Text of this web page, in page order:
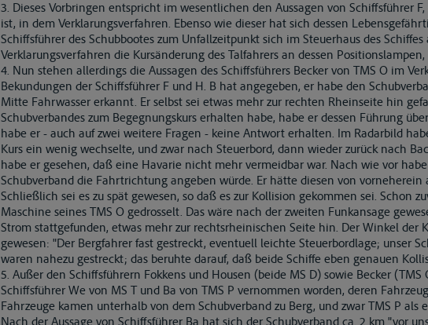
3. Dieses Vorbringen entspricht im wesentlichen den Aussagen von Schiffsführer
ist, in dem Verklarungsverfahren. Ebenso wie dieser hat sich dessen
Schiffsführer des Schubbootes zum Unfallzeitpunkt sich im Steuerhaus des
Verklarungsverfahren die Kursänderung des Talfahrers an dessen
4. Nun stehen allerdings die Aussagen des Schiffsführers Becker von TMS O im
Bekundungen der Schiffsführer F und H. B hat angegeben, er habe den
Mitte Fahrwasser erkannt. Er selbst sei etwas mehr zur rechten Rheinseite hin
Schubverbandes zum Begegnungskurs erhalten habe, habe er dessen Führung
habe er - auch auf zwei weitere Fragen - keine Antwort erhalten. Im Radarbild
Kurs ein wenig wechselte, und zwar nach Steuerbord, dann wieder zurück nach
habe er gesehen, daß eine Havarie nicht mehr vermeidbar war. Nach wie vor
Schubverband die Fahrtrichtung angeben würde. Er hätte diesen von
Schließlich sei es zu spät gewesen, so daß es zur Kollision gekommen sei. Schon
Maschine seines TMS O gedrosselt. Das wäre nach der zweiten Funkansage
Strom stattgefunden, etwas mehr zur rechtsrheinischen Seite hin. Der Winkel der
gewesen: "Der Bergfahrer fast gestreckt, eventuell leichte Steuerbordlage; unser
waren nahezu gestreckt; das beruhte darauf, daß beide Schiffe eben genauen
5. Außer den Schiffsführern Fokkens und Housen (beide MS D) sowie Becker
Schiffsführer We von MS T und Ba von TMS P vernommen worden, deren
Fahrzeuge kamen unterhalb von dem Schubverband zu Berg, und zwar TMS P als
Nach der Aussage von Schiffsführer Ba hat sich der Schubverband ca. 2 km "vor